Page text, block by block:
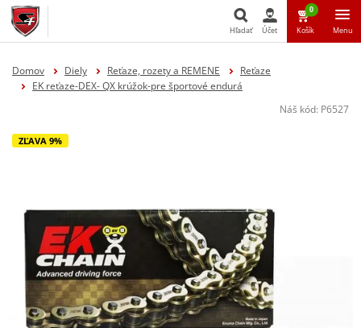
Hľadať Účet
0
Košík Menu
Domov Diely Reťaze, rozety a REMENE
Reťaze
EK reťaze-DEX- QX krúžok-pre športové endurá
Náš kód: P6527
ZĽAVA 9%